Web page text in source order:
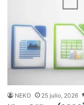
NEKO 25 julio, 2026